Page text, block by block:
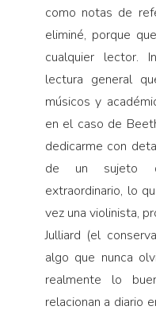
como notas de
eliminé, porque
cualquier lector.
lectura general
músicos y
en el caso de
dedicarme con
de un sujeto
extraordinario, lo
vez una violinista,
Julliard (el
algo que nunca
realmente lo
relacionan a diario